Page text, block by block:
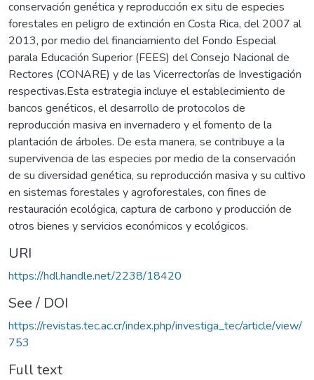
conservación genética y reproducción ex situ de especies
forestales en peligro de extinción en Costa Rica, del 2007 al
2013, por medio del financiamiento del Fondo Especial
parala Educación Superior (FEES) del Consejo Nacional de
Rectores (CONARE) y de las Vicerrectorías de Investigación
respectivas.Esta estrategia incluye el establecimiento de
bancos genéticos, el desarrollo de protocolos de
reproducción masiva en invernadero y el fomento de la
plantación de árboles. De esta manera, se contribuye a la
supervivencia de las especies por medio de la conservación
de su diversidad genética, su reproducción masiva y su cultivo
en sistemas forestales y agroforestales, con fines de
restauración ecológica, captura de carbono y producción de
otros bienes y servicios económicos y ecológicos.
URI
https://hdl.handle.net/2238/18420
See / DOI
https://revistas.tec.ac.cr/index.php/investiga_tec/article/view/
753
Full text